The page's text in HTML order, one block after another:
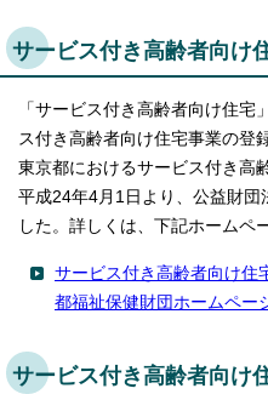
サービス付き高齢者向け
「サービス付き高齢者向け住
ス付き高齢者向け住宅事業の登
東京都におけるサービス付き高
平成24年4月1日より、公益財団
した。詳しくは、下記ホームペ
サービス付き高齢者向け住
都福祉保健財団ホームペー
サービス付き高齢者向け